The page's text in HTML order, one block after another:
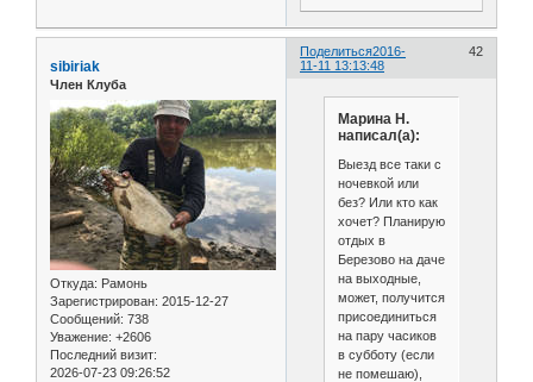
Поделиться 42
2016-
11-11 13:13:48
sibiriak
Член Клуба
Откуда: Рамонь
Зарегистрирован: 2015-12-27
Сообщений: 738
Уважение: +2606
Последний визит:
2026-07-23 09:26:52
Марина Н.
написал(а):
Выезд все таки с
ночевкой или
без? Или кто как
хочет? Планирую
отдых в
Березово на даче
на выходные,
может, получится
присоединиться
на пару часиков
в субботу (если
не помешаю),